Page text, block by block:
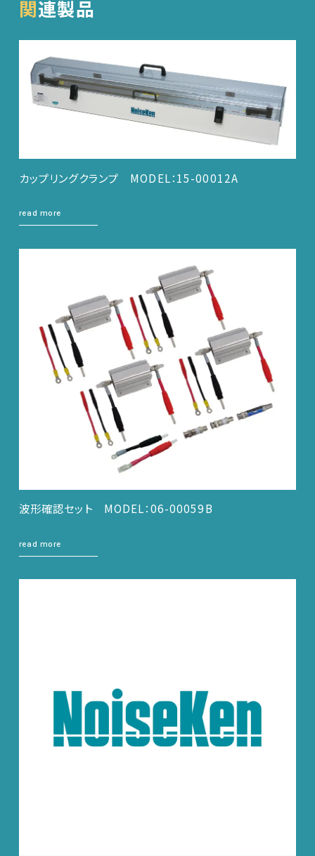
関連製品
カップリングクランプ MODEL：15-00012A
read more
波形確認セット MODEL：06-00059B
read more